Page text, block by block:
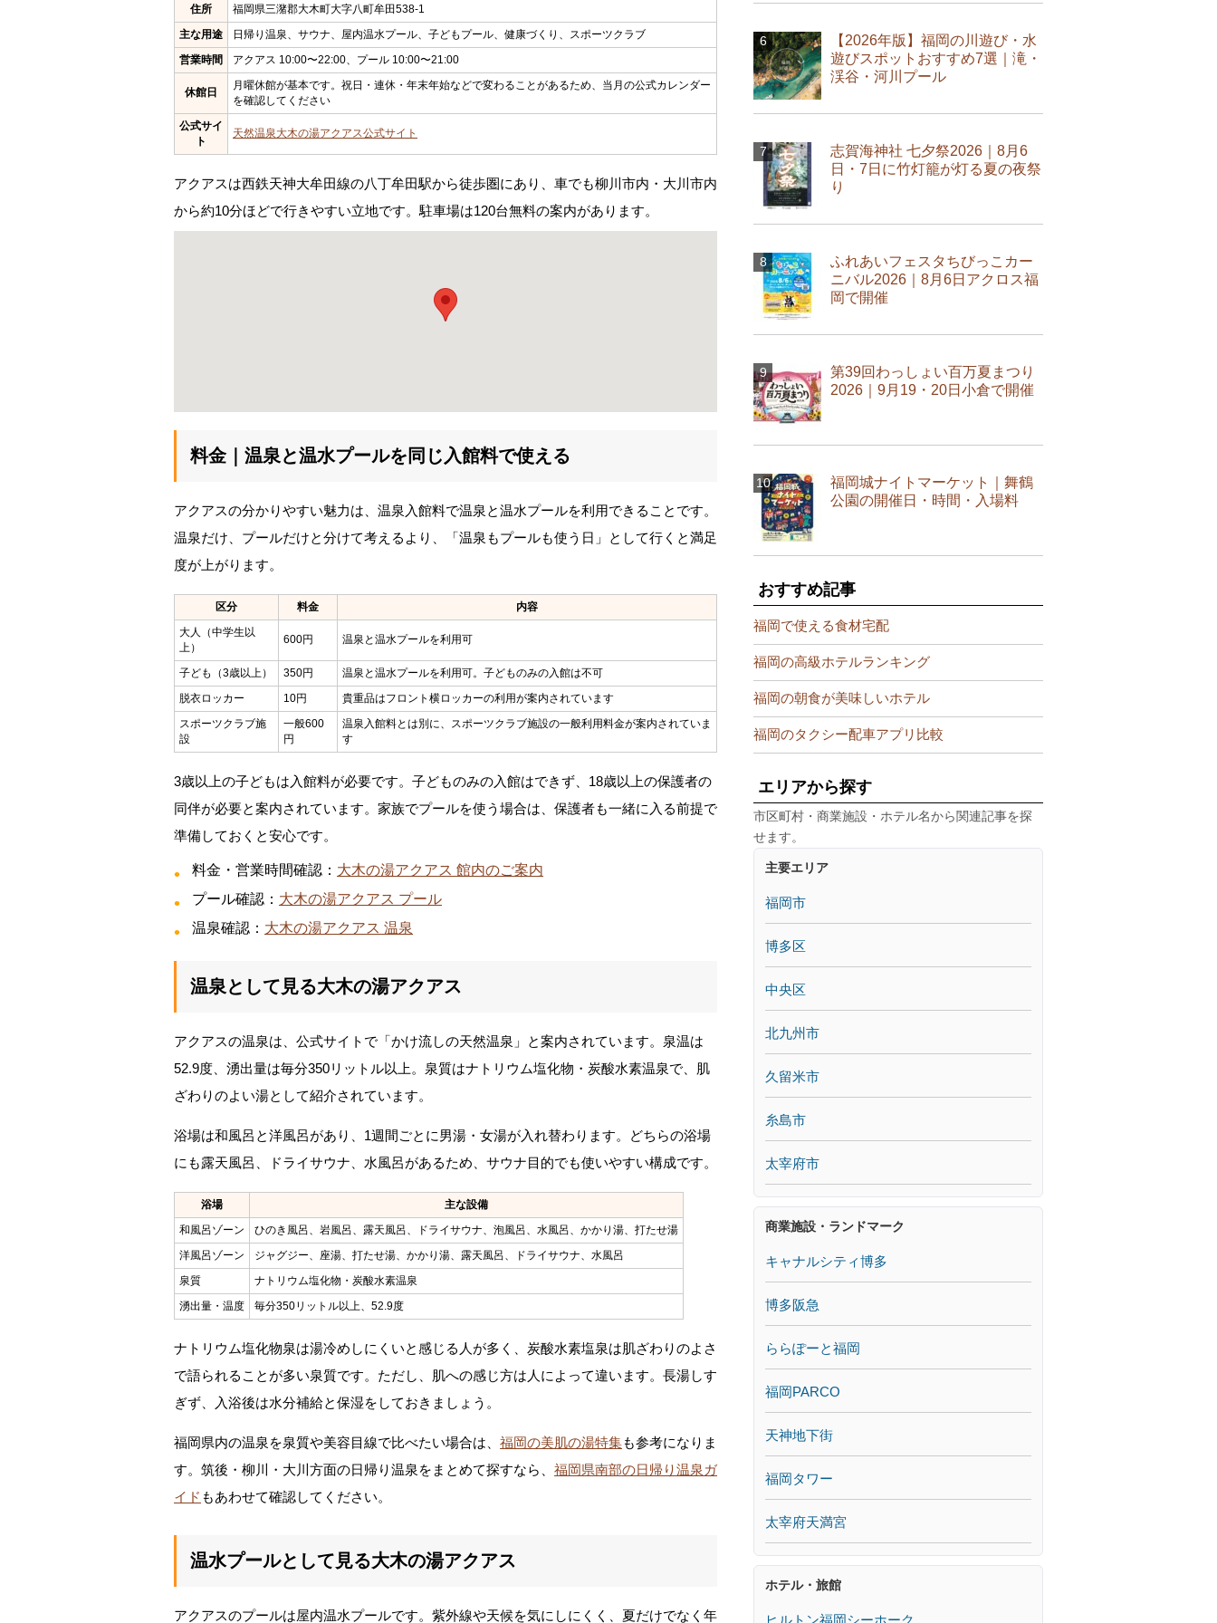
住所
福岡県三潴郡大木町大字八町牟田538-1
主な用途
日帰り温泉、サウナ、屋内温水プール、子どもプール、健康づくり、スポーツクラブ
営業時間
アクアス 10:00〜22:00、プール 10:00〜21:00
休館日
月曜休館が基本です。祝日・連休・年末年始などで変わることがあるため、当月の公式カレンダー
を確認してください
公式サイ
ト
天然温泉大木の湯アクアス公式サイト
アクアスは西鉄天神大牟田線の八丁牟田駅から徒歩圏にあり、車でも柳川市内・大川市内
から約10分ほどで行きやすい立地です。駐車場は120台無料の案内があります。
料金｜温泉と温水プールを同じ入館料で使える
アクアスの分かりやすい魅力は、温泉入館料で温泉と温水プールを利用できることです。
温泉だけ、プールだけと分けて考えるより、「温泉もプールも使う日」として行くと満足
度が上がります。
区分 料金
内容
大人（中学生以
上）
600円 温泉と温水プールを利用可
子ども（3歳以上） 350円
温泉と温水プールを利用可。子どものみの入館は不可
脱衣ロッカー
10円
貴重品はフロント横ロッカーの利用が案内されています
スポーツクラブ施
設
一般600
円
温泉入館料とは別に、スポーツクラブ施設の一般利用料金が案内されていま
す
3歳以上の子どもは入館料が必要です。子どものみの入館はできず、18歳以上の保護者の
同伴が必要と案内されています。家族でプールを使う場合は、保護者も一緒に入る前提で
準備しておくと安心です。
料金・営業時間確認： 大木の湯アクアス 館内のご案内
プール確認： 大木の湯アクアス プール
温泉確認： 大木の湯アクアス 温泉
温泉として見る大木の湯アクアス
アクアスの温泉は、公式サイトで「かけ流しの天然温泉」と案内されています。泉温は
52.9度、湧出量は毎分350リットル以上。泉質はナトリウム塩化物・炭酸水素温泉で、肌
ざわりのよい湯として紹介されています。
浴場は和風呂と洋風呂があり、1週間ごとに男湯・女湯が入れ替わります。どちらの浴場
にも露天風呂、ドライサウナ、水風呂があるため、サウナ目的でも使いやすい構成です。
浴場
主な設備
和風呂ゾーン
ひのき風呂、岩風呂、露天風呂、ドライサウナ、泡風呂、水風呂、かかり湯、打たせ湯
洋風呂ゾーン
ジャグジー、座湯、打たせ湯、かかり湯、露天風呂、ドライサウナ、水風呂
泉質
ナトリウム塩化物・炭酸水素温泉
湧出量・温度
毎分350リットル以上、52.9度
ナトリウム塩化物泉は湯冷めしにくいと感じる人が多く、炭酸水素塩泉は肌ざわりのよさ
で語られることが多い泉質です。ただし、肌への感じ方は人によって違います。長湯しす
ぎず、入浴後は水分補給と保湿をしておきましょう。
福岡県内の温泉を泉質や美容目線で比べたい場合は、 福岡の美肌の湯特集も参考になりま
す。筑後・柳川・大川方面の日帰り温泉をまとめて探すなら、 福岡県南部の日帰り温泉ガ
イド もあわせて確認してください。
温水プールとして見る大木の湯アクアス
アクアスのプールは屋内温水プールです。紫外線や天候を気にしにくく、夏だけでなく年
【2026年版】福岡の川遊び・水
遊びスポットおすすめ7選｜滝・
渓谷・河川プール
志賀海神社 七夕祭2026｜8月6
日・7日に竹灯籠が灯る夏の夜祭
り
ふれあいフェスタちびっこカー
ニバル2026｜8月6日アクロス福
岡で開催
第39回わっしょい百万夏まつり
2026｜9月19・20日小倉で開催
福岡城ナイトマーケット｜舞鶴
公園の開催日・時間・入場料
おすすめ記事
福岡で使える食材宅配
福岡の高級ホテルランキング
福岡の朝食が美味しいホテル
福岡のタクシー配車アプリ比較
エリアから探す
市区町村・商業施設・ホテル名から関連記事を探
せます。
主要エリア
福岡市
博多区
中央区
北九州市
久留米市
糸島市
太宰府市
商業施設・ランドマーク
キャナルシティ博多
博多阪急
ららぽーと福岡
福岡PARCO
天神地下街
福岡タワー
太宰府天満宮
ホテル・旅館
ヒルトン福岡シーホーク